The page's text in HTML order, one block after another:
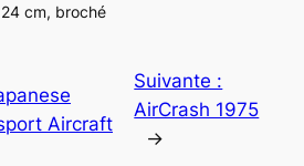
cm, broché
Aircraft
Suivante :
AirCrash 1975
→